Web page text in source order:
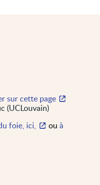
sur cette page
(UCLouvain)
foie, ici,
ouà